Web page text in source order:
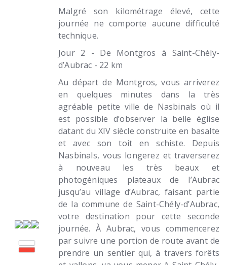
Malgré son kilométrage élevé, cette
journée ne comporte aucune difficulté
technique.
Jour 2 - De Montgros à Saint-Chély-
d’Aubrac - 22 km
Au départ de Montgros, vous arriverez
en quelques minutes dans la très
agréable petite ville de Nasbinals où il
est possible d’observer la belle église
datant du XIV siècle construite en basalte
et avec son toit en schiste. Depuis
Nasbinals, vous longerez et traverserez
à nouveau les très beaux et
photogéniques plateaux de l’Aubrac
jusqu’au village d’Aubrac, faisant partie
de la commune de Saint-Chély-d’Aubrac,
votre destination pour cette seconde
journée. À Aubrac, vous commencerez
par suivre une portion de route avant de
prendre un sentier qui, à travers forêts